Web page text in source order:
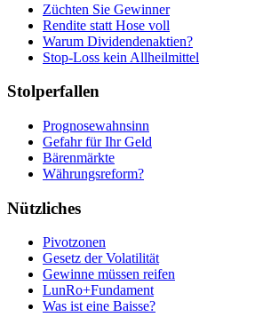
Züchten Sie Gewinner
Rendite statt Hose voll
Warum Dividendenaktien?
Stop-Loss kein Allheilmittel
Stolperfallen
Prognosewahnsinn
Gefahr für Ihr Geld
Bärenmärkte
Währungsreform?
Nützliches
Pivotzonen
Gesetz der Volatilität
Gewinne müssen reifen
LunRo+Fundament
Was ist eine Baisse?